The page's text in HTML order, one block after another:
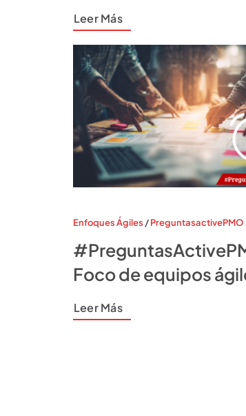
Leer Más
Enfoques Ágiles /PreguntasactivePMO
Foco de equipos
Leer Más